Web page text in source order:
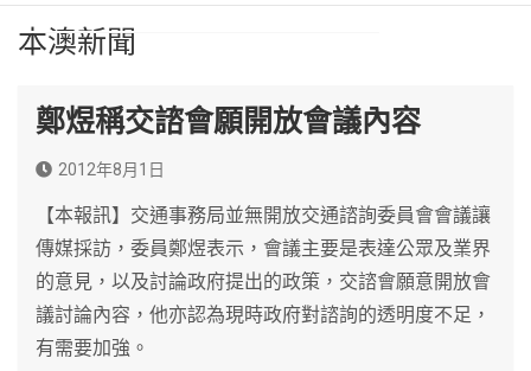
本澳新聞
鄭煜稱交諮會願開放會議內容
2012年8月1日
【本報訊】交通事務局並無開放交通諮詢委員會會議讓
傳媒採訪，委員鄭煜表示，會議主要是表達公眾及業界
的意見，以及討論政府提出的政策，交諮會願意開放會
議討論內容，他亦認為現時政府對諮詢的透明度不足，
有需要加強。